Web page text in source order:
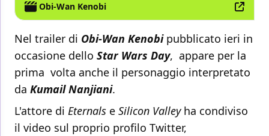
Obi-Wan Kenobi
Nel trailer di Obi-Wan Kenobipubblicato ieri in
occasione dello Star Wars Day, appare per la
prima volta anche il personaggio interpretato
da Kumail Nanjiani.
L'attore di Eternals e Silicon Valley ha condiviso
il video sul proprio profilo Twitter,